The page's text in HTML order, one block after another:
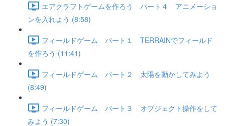
エアクラフトゲームを作ろう パート４ アニメーショ
ンを入れよう (8:58)
フィールドゲーム パート１ TERRAINでフィールド
を作ろう (11:41)
フィールドゲーム パート２ 太陽を動かしてみよう
(8:49)
フィールドゲーム パート３ オブジェクト操作をして
みよう (7:30)